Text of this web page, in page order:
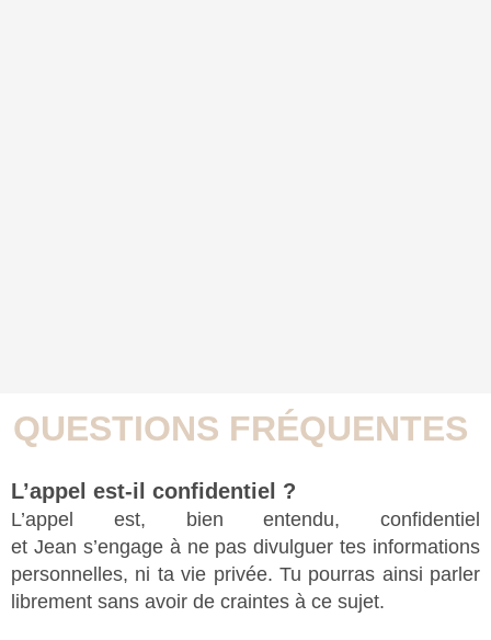
QUESTIONS FRÉQUENTES
L’appel est-il confidentiel ?
L’appel est, bien entendu, confidentiel
et Jean s’engage à ne pas divulguer tes informations
personnelles, ni ta vie privée. Tu pourras ainsi parler
librement sans avoir de craintes à ce sujet.